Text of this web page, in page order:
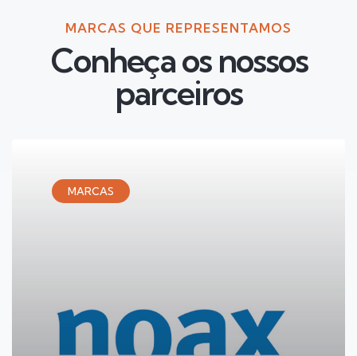
MARCAS QUE REPRESENTAMOS
Conheça os nossos
parceiros
MARCAS